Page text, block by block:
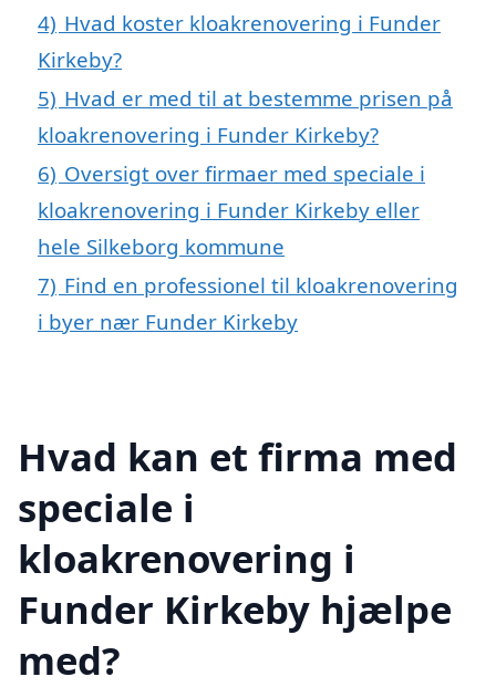
4) Hvad koster kloakrenovering i Funder
Kirkeby?
5) Hvad er med til at bestemme prisen på
kloakrenovering i Funder Kirkeby?
6) Oversigt over firmaer med speciale i
kloakrenovering i Funder Kirkeby eller
hele Silkeborg kommune
7) Find en professionel til kloakrenovering
i byer nær Funder Kirkeby
Hvad kan et firma med
speciale i
kloakrenovering i
Funder Kirkeby hjælpe
med?